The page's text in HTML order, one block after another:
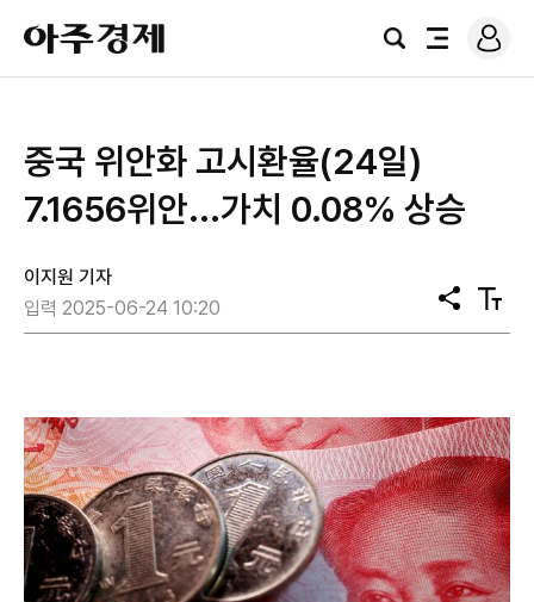
아
주
경
검
전
로
그
중국 위안화 고시환율(24일)
7.1656위안...가치 0.08% 상승
이지원 기자
입력 2025-06-24 10:20
공
유
텍
스